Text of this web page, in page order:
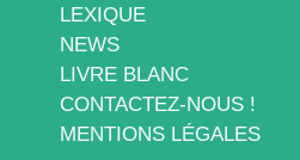
LEXIQUE
NEWS
LIVRE BLANC
CONTACTEZ-NOUS !
MENTIONS LÉGALES